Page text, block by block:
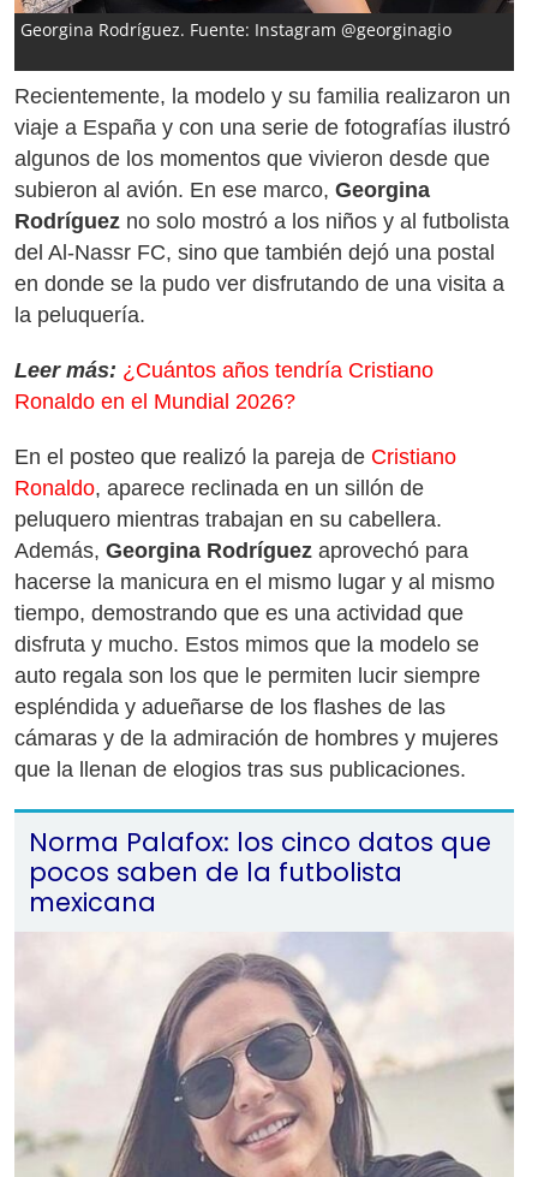
Georgina Rodríguez. Fuente: Instagram @georginagio
Recientemente, la modelo y su familia realizaron un
viaje a España y con una serie de fotografías ilustró
algunos de los momentos que vivieron desde que
subieron al avión. En ese marco, Georgina
Rodríguez no solo mostró a los niños y al futbolista
del Al-Nassr FC, sino que también dejó una postal
en donde se la pudo ver disfrutando de una visita a
la peluquería.
Leer más: ¿Cuántos años tendría Cristiano
Ronaldo en el Mundial 2026?
En el posteo que realizó la pareja de Cristiano
Ronaldo, aparece reclinada en un sillón de
peluquero mientras trabajan en su cabellera.
Además, Georgina Rodríguez aprovechó para
hacerse la manicura en el mismo lugar y al mismo
tiempo, demostrando que es una actividad que
disfruta y mucho. Estos mimos que la modelo se
auto regala son los que le permiten lucir siempre
espléndida y adueñarse de los flashes de las
cámaras y de la admiración de hombres y mujeres
que la llenan de elogios tras sus publicaciones.
Norma Palafox: los cinco datos que
pocos saben de la futbolista
mexicana